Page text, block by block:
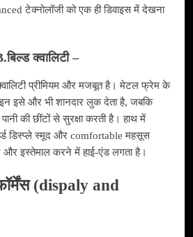
टेक्नोलॉजी को एक ही डिवाइस में देखना
क्वालिटी –
प्रीमियम और मजबूत है। मेटल फ्रेम के
इसे और भी शानदार लुक देता है, जबकि
की छींटों से सुरक्षा करती है। हाथ में
डिस्प्ले स्मूद और comfortable महसूस
इस्तेमाल करने में हाई‑एंड लगता है।
(dispaly and